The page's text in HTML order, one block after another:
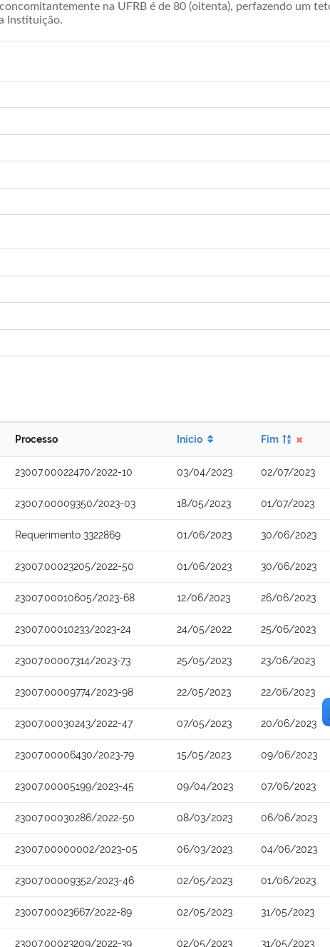
na UFRB é de 80 (oitenta), perfazendo um
Instituição.
Processo Início Fim
23007.00022470/2022-10 03/04/2023 02/07/2023
23007.00009350/2023-03 18/05/2023 01/07/2023
Requerimento 3322869 01/06/2023 30/06/2023
23007.00023205/2022-50 01/06/2023 30/06/2023
23007.00010605/2023-68 12/06/2023 26/06/2023
23007.00010233/2023-24 24/05/2022 25/06/2023
23007.00007314/2023-73 25/05/2023 23/06/2023
23007.00009774/2023-98 22/05/2023 22/06/2023
23007.00030243/2022-47 07/05/2023 20/06/2023
23007.00006430/2023-79 15/05/2023 09/06/2023
23007.00005199/2023-45 09/04/2023 07/06/2023
23007.00030286/2022-50 08/03/2023 06/06/2023
23007.00000002/2023-05 06/03/2023 04/06/2023
23007.00009352/2023-46 02/05/2023 01/06/2023
23007.00023667/2022-89 02/05/2023 31/05/2023
23007.00023209/2022-39 02/05/2023 31/05/2023